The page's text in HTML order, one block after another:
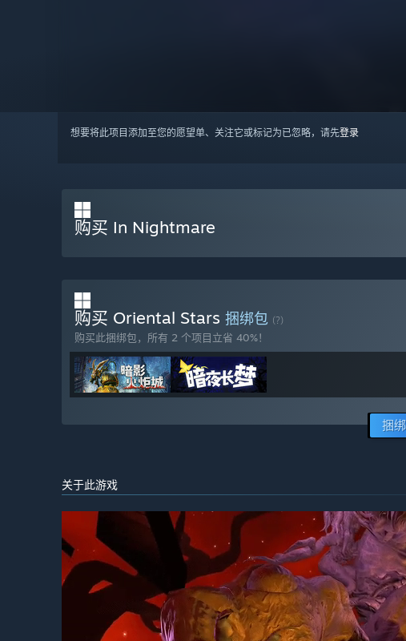
想要将此项目添加至您的愿望单、关注它或标记为已忽略，请先登录
购买 In Nightmare
购买 Oriental Stars 捆绑包 (?)
购买此捆绑包，所有 2 个项目立省 40%！
捆
关于此游戏